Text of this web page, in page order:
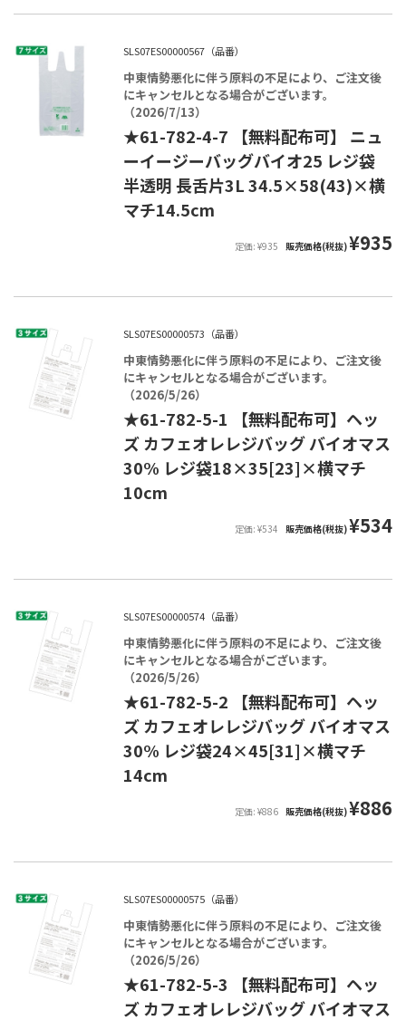
SLS07ES00000567（品番）
中東情勢悪化に伴う原料の不足により、ご注文後
にキャンセルとなる場合がございます。
（2026/7/13）
★61-782-4-7 【無料配布可】 ニュ
ーイージーバッグバイオ25 レジ袋
半透明 長舌片3L 34.5×58(43)×横
マチ14.5cm
定価: ¥935 販売価格(税抜)¥935
SLS07ES00000573（品番）
中東情勢悪化に伴う原料の不足により、ご注文後
にキャンセルとなる場合がございます。
（2026/5/26）
★61-782-5-1 【無料配布可】ヘッ
ズ カフェオレレジバッグ バイオマス
30% レジ袋18×35[23]×横マチ
10cm
定価: ¥534 販売価格(税抜)¥534
SLS07ES00000574（品番）
中東情勢悪化に伴う原料の不足により、ご注文後
にキャンセルとなる場合がございます。
（2026/5/26）
★61-782-5-2 【無料配布可】ヘッ
ズ カフェオレレジバッグ バイオマス
30% レジ袋24×45[31]×横マチ
14cm
定価: ¥886 販売価格(税抜)¥886
SLS07ES00000575（品番）
中東情勢悪化に伴う原料の不足により、ご注文後
にキャンセルとなる場合がございます。
（2026/5/26）
★61-782-5-3 【無料配布可】ヘッ
ズ カフェオレレジバッグ バイオマス